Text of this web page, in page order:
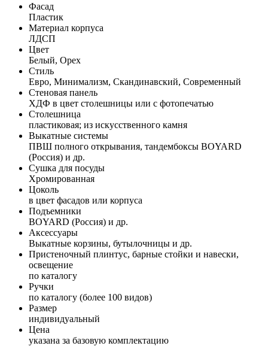
Фасад
Пластик
Материал корпуса
ЛДСП
Цвет
Белый, Орех
Стиль
Евро, Минимализм, Скандинавский, Современный
Стеновая панель
ХДФ в цвет столешницы или с фотопечатью
Столешница
пластиковая; из искусственного камня
Выкатные системы
ПВШ полного открывания, тандембоксы BOYARD
(Россия) и др.
Сушка для посуды
Хромированная
Цоколь
в цвет фасадов или корпуса
Подъемники
BOYARD (Россия) и др.
Аксессуары
Выкатные корзины, бутылочницы и др.
Пристеночный плинтус, барные стойки и навески,
освещение
по каталогу
Ручки
по каталогу (более 100 видов)
Размер
индивидуальный
Цена
указана за базовую комплектацию